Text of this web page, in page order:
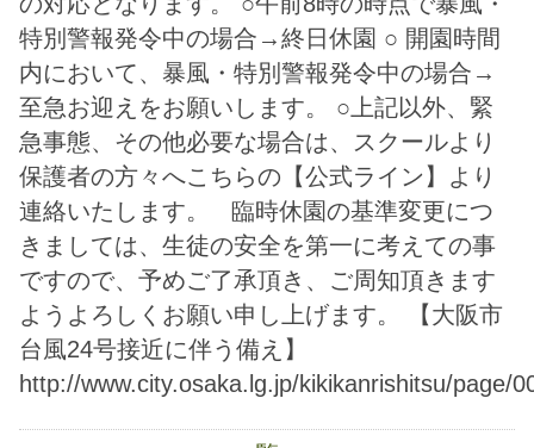
台風24号接近に伴う備え】
http://www.city.osaka.lg.jp/kikikanrishitsu/page/0000448168.html
一覧へ
ホーム ページトップ
資料請求 電話する